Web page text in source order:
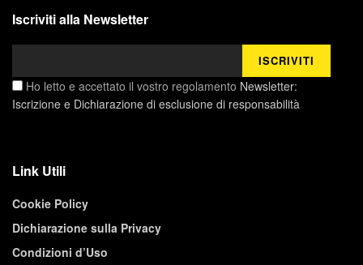
Iscriviti alla Newsletter
Ho letto e accettato il vostro regolamento Newsletter:
Iscrizione e Dichiarazione di esclusione di responsabilità
Link Utili
Cookie Policy
Dichiarazione sulla Privacy
Condizioni d’Uso